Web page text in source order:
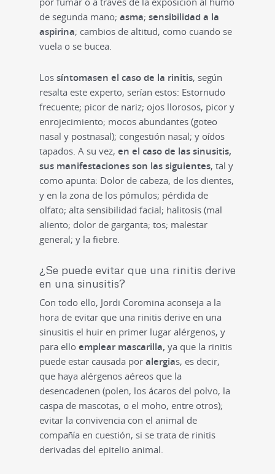
de segunda mano; asma; sensibilidad a la
aspirina; cambios de altitud, como cuando se
vuela o se bucea.
Los síntomasen el caso de la rinitis, según
resalta este experto, serían estos: Estornudo
frecuente; picor de nariz; ojos llorosos, picor y
enrojecimiento; mocos abundantes (goteo
nasal y postnasal); congestión nasal; y oídos
tapados. A su vez, en el caso de las sinusitis,
sus manifestaciones son las siguientes, tal y
como apunta: Dolor de cabeza, de los dientes,
y en la zona de los pómulos; pérdida de
olfato; alta sensibilidad facial; halitosis (mal
aliento; dolor de garganta; tos; malestar
general; y la fiebre.
¿Se puede evitar que una rinitis derive
en una sinusitis?
Con todo ello, Jordi Coromina aconseja a la
hora de evitar que una rinitis derive en una
sinusitis el huir en primer lugar alérgenos, y
para ello emplear mascarilla, ya que la rinitis
puede estar causada por alergias, es decir,
que haya alérgenos aéreos que la
desencadenen (polen, los ácaros del polvo, la
caspa de mascotas, o el moho, entre otros);
evitar la convivencia con el animal de
compañía en cuestión, si se trata de rinitis
derivadas del epitelio animal.